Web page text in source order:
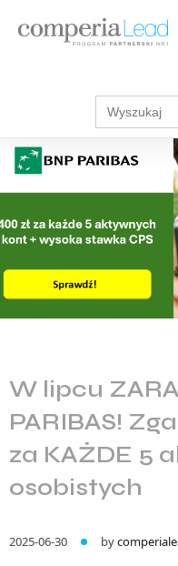
Search
for:
W lipcu
PARIBAS!
za KAŻDE 5
osobistych
2025-06-30 by